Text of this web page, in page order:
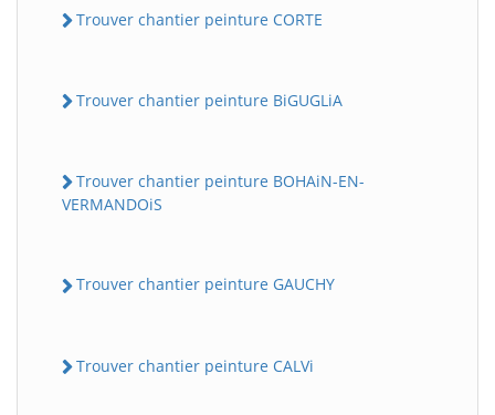
Trouver chantier peinture CORTE
Trouver chantier peinture BiGUGLiA
Trouver chantier peinture BOHAiN-EN-
VERMANDOiS
Trouver chantier peinture GAUCHY
Trouver chantier peinture CALVi